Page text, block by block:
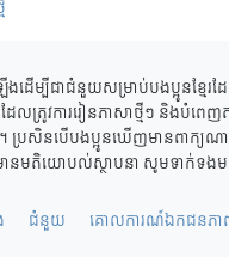
ើងដើម្បីជាជំនួយសម្រាប់បងប្អូនខ្ម
ដែលត្រូវការរៀនភាសាថ្មីៗ និងបំពេ
ប្រសិនបើបងប្អូនឃើញមានពាក្យណ
នមតិយោបល់ស្ថាបនា សូមទាក់ទងម
ជំនួយ គោលការណ៍ឯកជនភា